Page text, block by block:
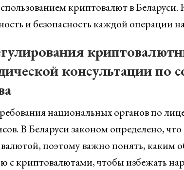
криптовалют в
и безопасность каждой операции
консультации по
национальных органов по
В Беларуси законом определено,
поэтому важно понять, каким
с криптовалютами, чтобы избежать